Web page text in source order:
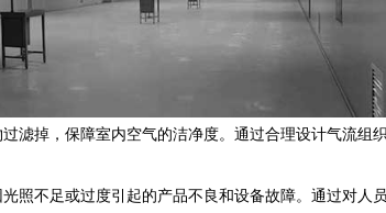
滤掉，保障室内空气的洁净度。通过合理设计气流组
照不足或过度引起的产品不良和设备故障。通过对